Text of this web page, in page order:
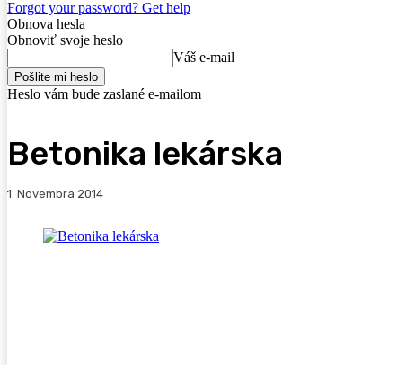
Forgot your password? Get help
Obnova hesla
Obnoviť svoje heslo
Váš e-mail
Heslo vám bude zaslané e-mailom
Betonika lekárska
1. Novembra 2014